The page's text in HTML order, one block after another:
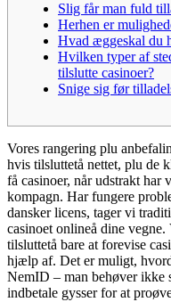
Slig får man fuld
Herhen er
Hvad æggeskal du
Hvilken typer af
tilslutte casinoer?
Snige sig før
Vores rangering plu
hvis tilsluttetå nettet, plu de
få casinoer, når udstrakt
kompagn. Har fungere
dansker licens, tager vi
casinoet onlineå dine vegne.
tilsluttetå bare at forevise
hjælp af. Det er muligt,
NemID – man behøver ikke
indbetale gysser for at